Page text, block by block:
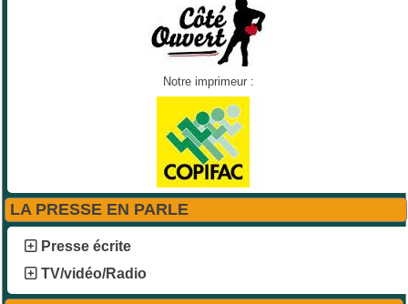
Notre imprimeur :
LA PRESSE EN PARLE
Presse écrite
TV/vidéo/Radio